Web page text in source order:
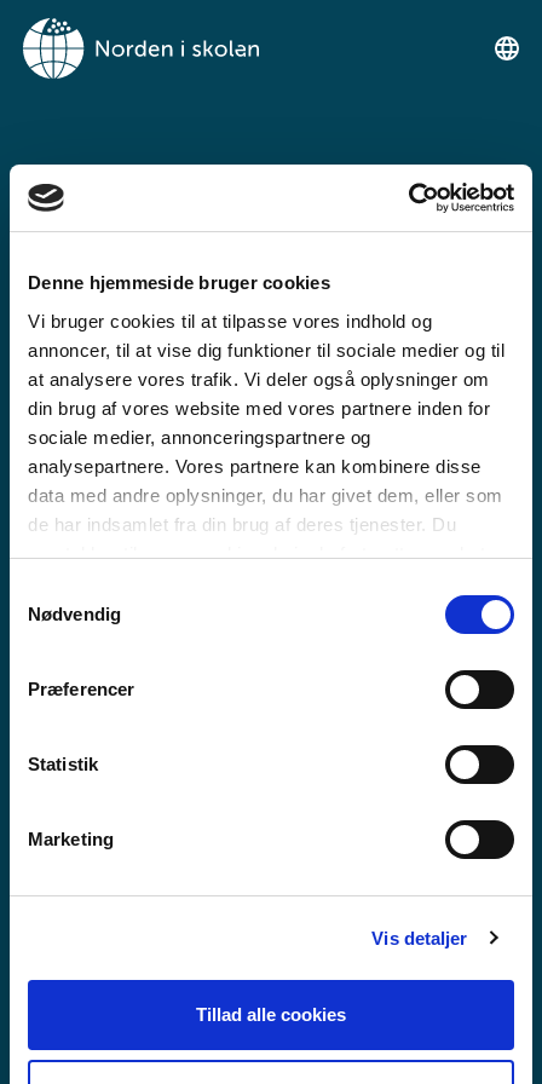
Denne hjemmeside bruger cookies
Vi bruger cookies til at tilpasse vores indhold og
annoncer, til at vise dig funktioner til sociale medier og til
at analysere vores trafik. Vi deler også oplysninger om
din brug af vores website med vores partnere inden for
sociale medier, annonceringspartnere og
analysepartnere. Vores partnere kan kombinere disse
data med andre oplysninger, du har givet dem, eller som
de har indsamlet fra din brug af deres tjenester. Du
samtykker til vores cookies, hvis du fortsætter med at
Nødvendig
Præferencer
Statistik
Marketing
Vis detaljer
Tillad alle cookies
NORDEN I
SKOLENIMUT
Tunngaviusumik atuarfimmut
ilinniarnertuunngorniarfimmullu
atuartitsinermi iserasuaat
akeqanngitsoq.
MEEQQAT ATUARFIAT